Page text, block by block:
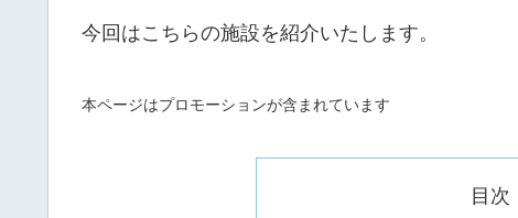
今回はこちらの施設を紹介いたします。
本ページはプロモーションが含まれています
目次